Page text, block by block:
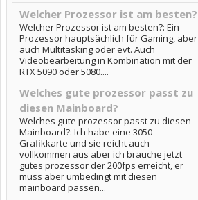
Welcher Prozessor ist am besten?
Welcher Prozessor ist am besten?: Ein
Prozessor hauptsächlich für Gaming, aber
auch Multitasking oder evt. Auch
Videobearbeitung in Kombination mit der
RTX 5090 oder 5080....
Welches gute prozessor passt zu
diesen Mainboard?
Welches gute prozessor passt zu diesen
Mainboard?: Ich habe eine 3050
Grafikkarte und sie reicht auch
vollkommen aus aber ich brauche jetzt
gutes prozessor der 200fps erreicht, er
muss aber umbedingt mit diesen
mainboard passen...